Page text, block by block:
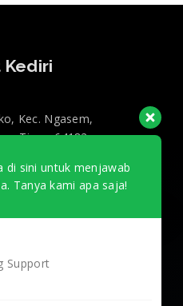
Kediri
Kec. Ngasem,
Timur 64182
di sini untuk menjawab
Tanya kami apa saja!
Support